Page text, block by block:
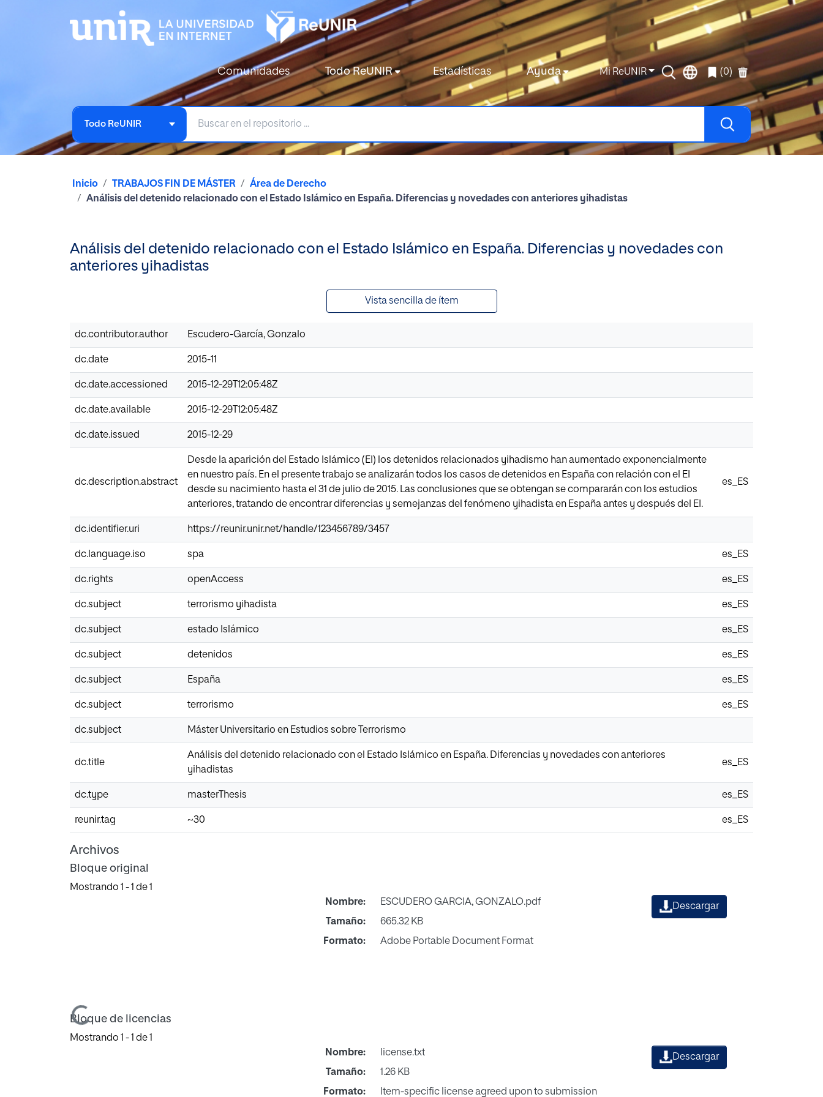
Comunidades Todo ReUNIR Estadísticas Ayuda Mi ReUNIR (0)
Todo ReUNIR
Inicio TRABAJOS FIN DE MÁSTER
Área de Derecho
Análisis del detenido relacionado con el Estado Islámico en España. Diferencias y novedades con anteriores yihadistas
Análisis del detenido relacionado con el Estado Islámico en España. Diferencias y novedades con
anteriores yihadistas
Vista sencilla de ítem
dc.contributor.author Escudero-García, Gonzalo
dc.date 2015-11
dc.date.accessioned 2015-12-29T12:05:48Z
dc.date.available 2015-12-29T12:05:48Z
dc.date.issued 2015-12-29
dc.description.abstract
Desde la aparición del Estado Islámico (EI) los detenidos relacionados yihadismo han aumentado exponencialmente
en nuestro país. En el presente trabajo se analizarán todos los casos de detenidos en España con relación con el EI
desde su nacimiento hasta el 31 de julio de 2015. Las conclusiones que se obtengan se compararán con los estudios
anteriores, tratando de encontrar diferencias y semejanzas del fenómeno yihadista en España antes y después del EI.
es_ES
dc.identifier.uri https://reunir.unir.net/handle/123456789/3457
dc.language.iso spa es_ES
dc.rights openAccess es_ES
dc.subject terrorismo yihadista es_ES
dc.subject estado Islámico es_ES
dc.subject detenidos es_ES
dc.subject España es_ES
dc.subject terrorismo es_ES
dc.subject Máster Universitario en Estudios sobre Terrorismo
dc.title
Análisis del detenido relacionado con el Estado Islámico en España. Diferencias y novedades con anteriores
yihadistas
es_ES
dc.type masterThesis es_ES
reunir.tag ~30 es_ES
Archivos
Bloque original
Mostrando 1 - 1 de 1
Cargando...
Nombre:
ESCUDERO GARCIA, GONZALO.pdf
Tamaño:
665.32 KB
Formato:
Adobe Portable Document Format
Descargar
Bloque de licencias
Mostrando 1 - 1 de 1
Nombre:
license.txt
Tamaño:
1.26 KB
Formato:
Item-specific license agreed upon to submission
Descargar